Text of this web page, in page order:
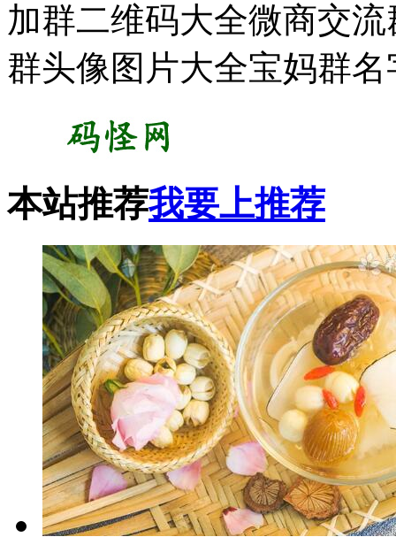
加群二维码大全微商交
群头像图片大全宝妈群
本站推荐我要上推荐